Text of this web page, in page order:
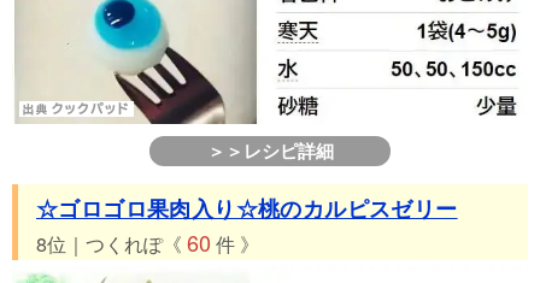
＞＞レシピ詳細
☆ゴロゴロ果肉入り☆桃のカルピスゼリー
8位｜つくれぽ《 60 件 》